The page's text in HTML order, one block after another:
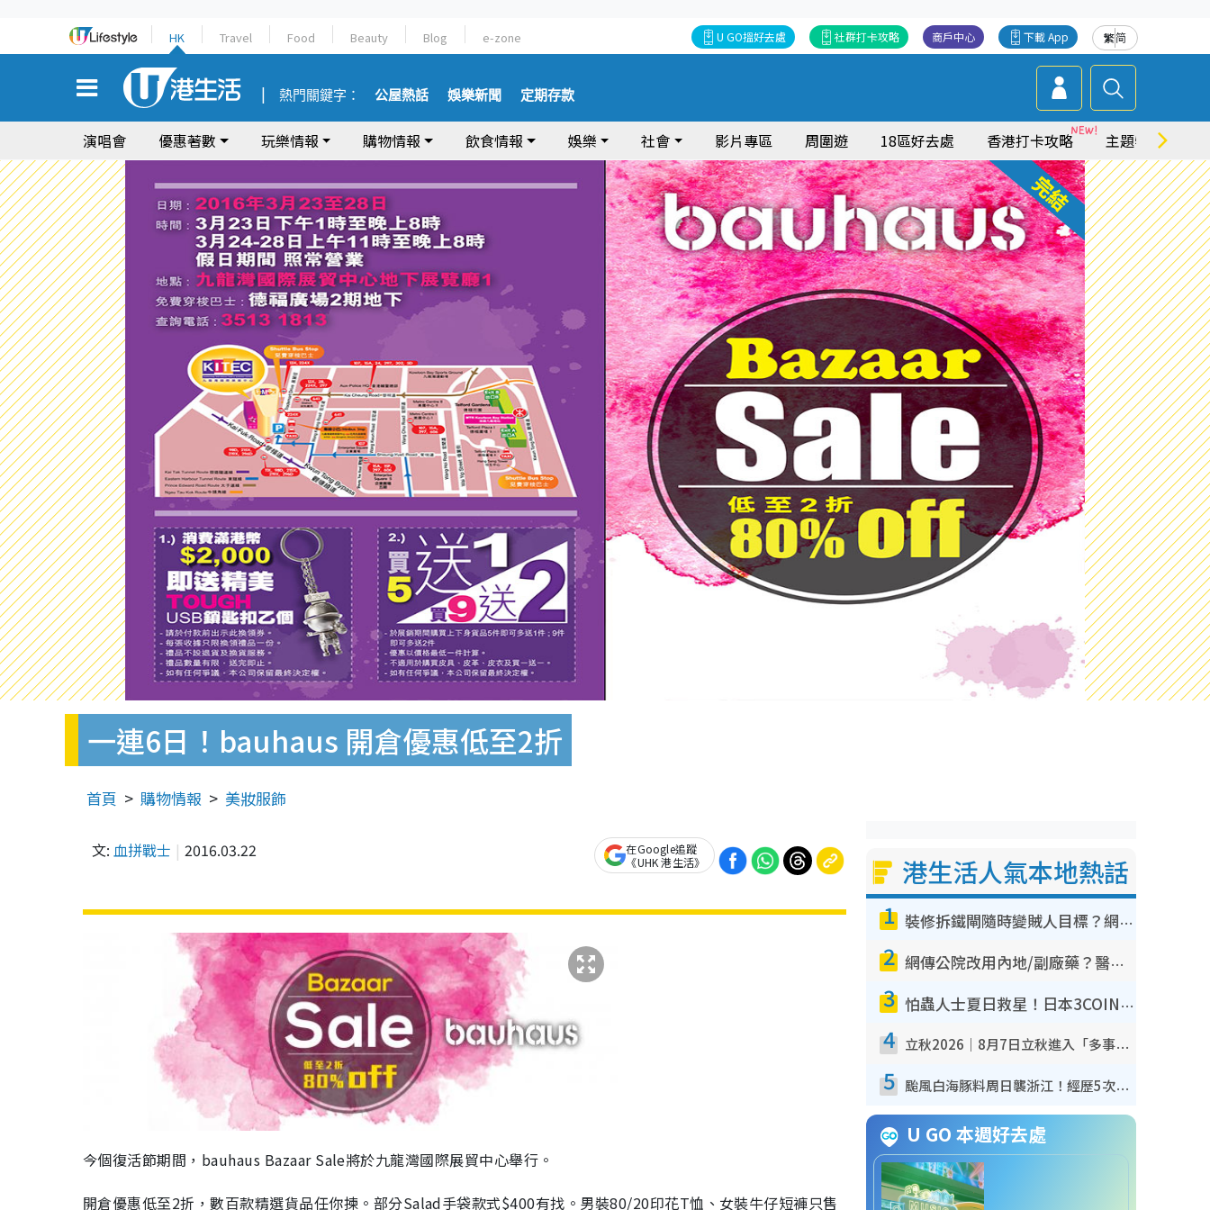
HK Travel Food Beauty Blog e-zone 繁简
下載 App
商戶中心
社群打卡攻略
U GO搵好去處
熱門關鍵字： 公屋熱話 娛樂新聞 定期存款
演唱會 優惠著數 玩樂情報 購物情報 飲食情報 娛樂 社會 影片專區 周圍遊 18區好去處 香港打卡攻略 主題特集
一連6日！bauhaus 開倉優惠低至2折
首頁 購物情報 美妝服飾
文: 血拼戰士 2016.03.22
在Google追蹤
《UHK 港生活》
今個復活節期間，bauhaus Bazaar Sale將於九龍灣國際展貿中心舉行。
開倉優惠低至2折，數百款精選貨品任你揀。部分Salad手袋款式$400有找。男裝80/20印花T恤、女裝牛仔短褲只售
港生活人氣本地熱話
1 裝修拆鐵閘隨時變賊人目標？網民揭2大關鍵用途：裝新式等於白裝？附新舊鐵閘分別
2 網傳公院改用內地/副廠藥？醫生拆解正副廠分別 揭4類人換藥隨時出事
3 怕蟲人士夏日救星！日本3COINS爆紅驅蟲神器$45起 1招「全程免觸碰」輕鬆搞定小強
4 立秋2026｜8月7日立秋進入「多事之秋」 3件事唔做得！專家教6招開運 清枱頭／銀包納氣接好運
5 颱風白海豚料周日襲浙江！經歷5次「眼牆置換」極罕見 成登陸內地最長途颱風
U GO 本週好去處